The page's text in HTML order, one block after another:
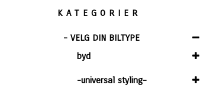
KATEGORIER
- VELG DIN BILTYPE
byd
-universal styling-